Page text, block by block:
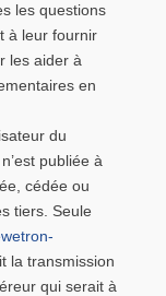
les questions
à leur fournir
les aider à
en
du
n’est publiée à
cédée ou
tiers. Seule
la transmission
qui serait à